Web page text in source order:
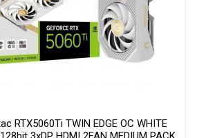
RTX5060Ti TWIN EDGE OC WHITE